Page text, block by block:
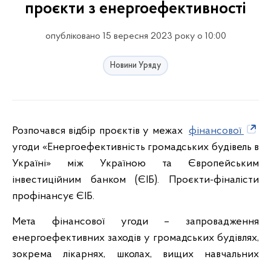
проєкти з енергоефективності
опубліковано 15 вересня 2023 року о 10:00
Новини Уряду
Розпочався відбір проєктів у межах фінансової
угоди «Енергоефективність громадських будівель в
Україні» між Україною та Європейським
інвестиційним банком (ЄІБ). Проєкти-фіналісти
профінансує ЄІБ.
Мета фінансової угоди – запровадження
енергоефективних заходів у громадських будівлях,
зокрема лікарнях, школах, вищих навчальних